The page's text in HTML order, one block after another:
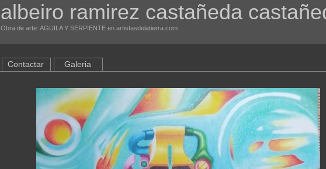
albeiro ramirez castañeda
Obra de arte: AGUILA Y SERPIENTE en artistasdelatierra.com
Contactar Galeria